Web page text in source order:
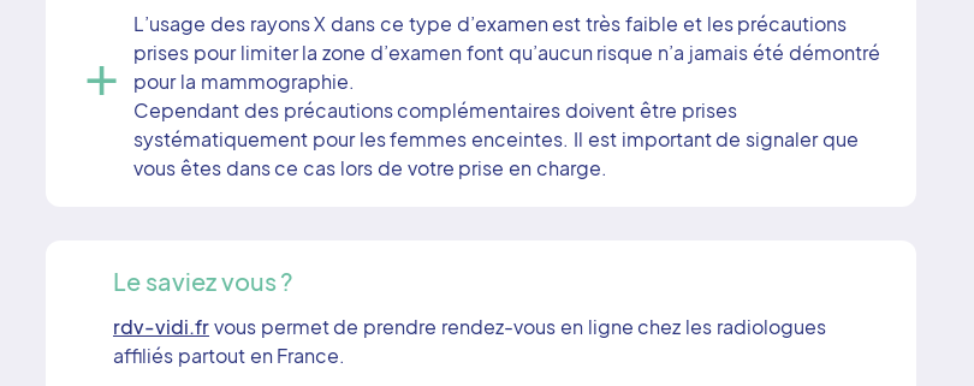
+
L’usage des rayons X dans ce type d’examen est très faible et les précautions
prises pour limiter la zone d’examen font qu’aucun risque n’a jamais été démontré
pour la mammographie.
Cependant des précautions complémentaires doivent être prises
systématiquement pour les femmes enceintes. Il est important de signaler que
vous êtes dans ce cas lors de votre prise en charge.
Le saviez vous ?
rdv-vidi.frvous permet de prendre rendez-vous en ligne chez les radiologues
affiliés partout en France.